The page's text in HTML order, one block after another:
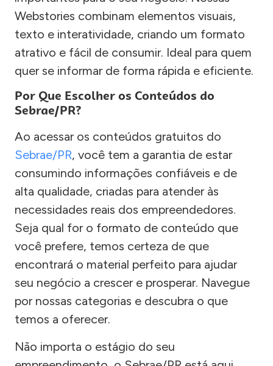
Webstories combinam elementos visuais,
texto e interatividade, criando um formato
atrativo e fácil de consumir. Ideal para quem
quer se informar de forma rápida e eficiente.
Por Que Escolher os Conteúdos do
Sebrae/PR?
Ao acessar os conteúdos gratuitos do
Sebrae/PR, você tem a garantia de estar
consumindo informações confiáveis e de
alta qualidade, criadas para atender às
necessidades reais dos empreendedores.
Seja qual for o formato de conteúdo que
você prefere, temos certeza de que
encontrará o material perfeito para ajudar
seu negócio a crescer e prosperar. Navegue
por nossas categorias e descubra o que
temos a oferecer.
Não importa o estágio do seu